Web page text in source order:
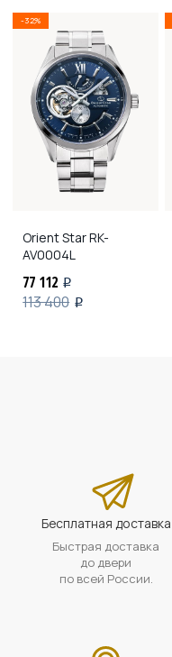
-32%
Orient StarRK-
AV0004L
77 112 i
113 400 i
Бесплатная доставка
Быстрая доставка
до двери
по всей России.